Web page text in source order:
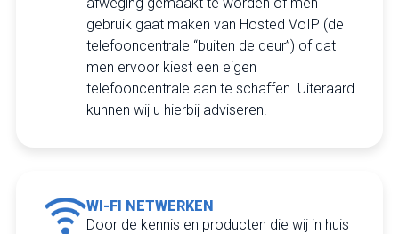
gebruik gaat maken van Hosted VoIP (de
telefooncentrale “buiten de deur”) of dat
men ervoor kiest een eigen
telefooncentrale aan te schaffen. Uiteraard
kunnen wij u hierbij adviseren.
WI-FI NETWERKEN
Door de kennis en producten die wij in huis